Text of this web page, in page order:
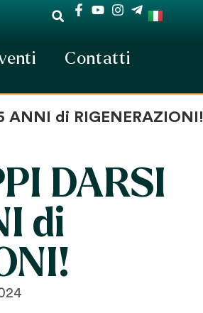
Contatti
ANNI di RIGENERAZIONI!
DARSI
di